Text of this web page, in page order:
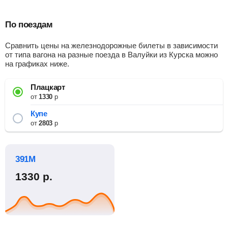
По поездам
Сравнить цены на железнодорожные билеты в зависимости
от типа вагона на разные поезда в Валуйки из Курска можно
на графиках ниже.
Плацкарт
от1330р
Купе
от2803р
391М
1330 р.